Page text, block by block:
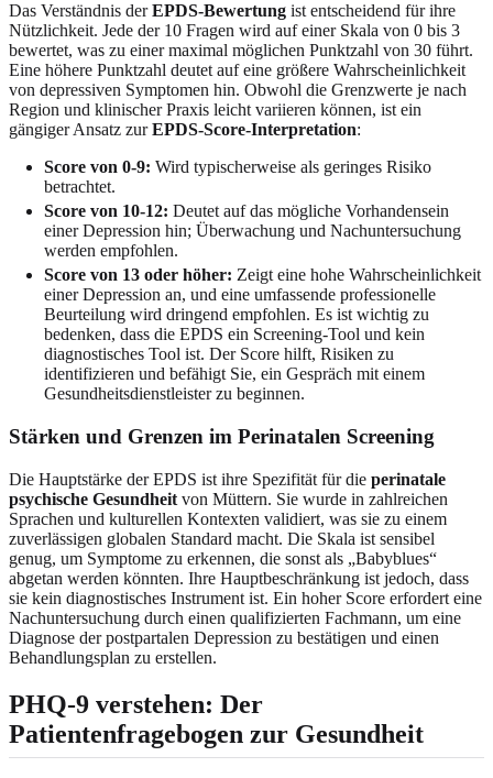
Das Verständnis derEPDS-Bewertung ist entscheidend für ihre
Nützlichkeit. Jede der 10 Fragen wird auf einer Skala von 0 bis 3
bewertet, was zu einer maximal möglichen Punktzahl von 30 führt.
Eine höhere Punktzahl deutet auf eine größere Wahrscheinlichkeit
von depressiven Symptomen hin. Obwohl die Grenzwerte je nach
Region und klinischer Praxis leicht variieren können, ist ein
gängiger Ansatz zurEPDS-Score-Interpretation:
Score von 0-9: Wird typischerweise als geringes Risiko
betrachtet.
Score von 10-12: Deutet auf das mögliche Vorhandensein
einer Depression hin; Überwachung und Nachuntersuchung
werden empfohlen.
Score von 13 oder höher: Zeigt eine hohe Wahrscheinlichkeit
einer Depression an, und eine umfassende professionelle
Beurteilung wird dringend empfohlen. Es ist wichtig zu
bedenken, dass die EPDS ein Screening-Tool und kein
diagnostisches Tool ist. Der Score hilft, Risiken zu
identifizieren und befähigt Sie, ein Gespräch mit einem
Gesundheitsdienstleister zu beginnen.
Stärken und Grenzen im Perinatalen Screening
Die Hauptstärke der EPDS ist ihre Spezifität für die perinatale
psychische Gesundheit von Müttern. Sie wurde in zahlreichen
Sprachen und kulturellen Kontexten validiert, was sie zu einem
zuverlässigen globalen Standard macht. Die Skala ist sensibel
genug, um Symptome zu erkennen, die sonst als „Babyblues“
abgetan werden könnten. Ihre Hauptbeschränkung ist jedoch, dass
sie kein diagnostisches Instrument ist. Ein hoher Score erfordert eine
Nachuntersuchung durch einen qualifizierten Fachmann, um eine
Diagnose der postpartalen Depression zu bestätigen und einen
Behandlungsplan zu erstellen.
PHQ-9 verstehen: Der
Patientenfragebogen zur Gesundheit